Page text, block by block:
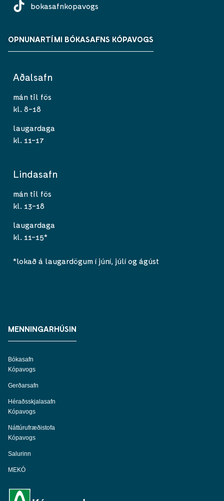
bokasafnkopavogs
OPNUNARTÍMI BÓKASAFNS KÓPAVOGS
Aðalsafn
mán til fös
kl. 8-18
laugardaga
kl. 11-17
Lindasafn
mán til fös
kl. 13-18
laugardaga
kl. 11-15*
*lokað á laugardögum í júní, júlí og ágúst
MENNINGARHÚSIN
Bókasafn
Kópavogs
Gerðarsafn
Héraðsskjalasafn
Kópavogs
Náttúrufræðistofa
Kópavogs
Salurinn
MEKÓ